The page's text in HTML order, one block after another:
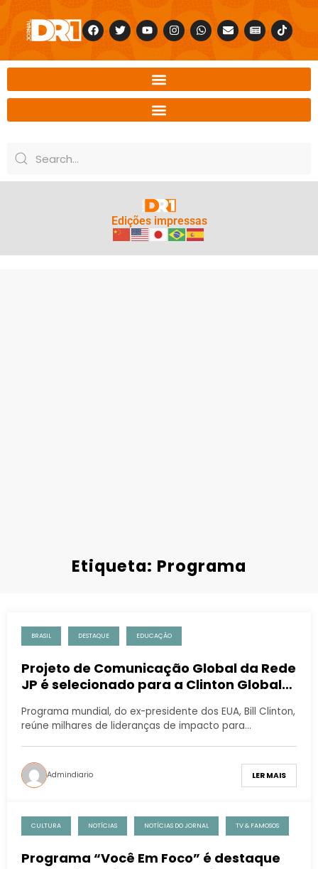
Edições impressas
Etiqueta: Programa
BRASIL DESTAQUE EDUCAÇÃO
Projeto de Comunicação Global da Rede
JP é selecionado para a Clinton Global
Clinton
Programa mundial, do ex-presidente dos EUA, Bill Clinton,
reúne milhares de lideranças de impacto para…
Admindiario LER MAIS
CULTURA NOTÍCIAS NOTÍCIAS DO JORNAL TV & FAMOSOS
Programa “Você Em Foco” é destaque